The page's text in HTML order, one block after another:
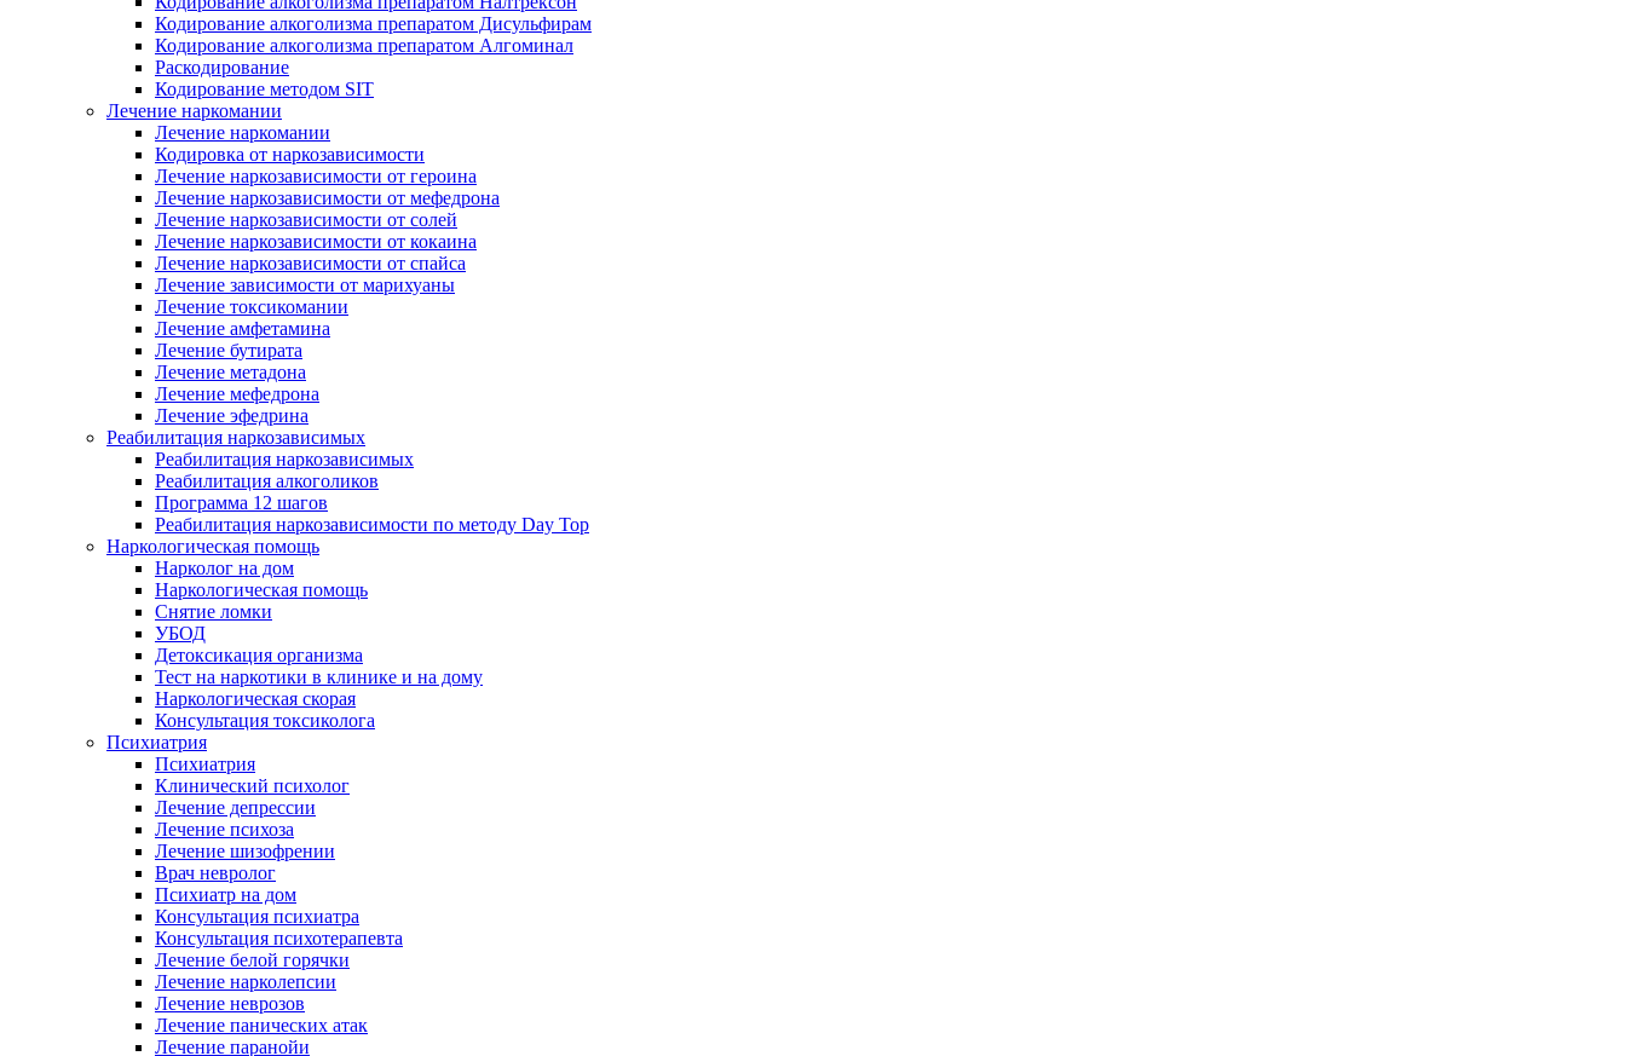
Кодирование алкоголизма препаратом Дисульфирам
Кодирование алкоголизма препаратом Алгоминал
Раскодирование
Кодирование методом SIT
Лечение наркомании
Лечение наркомании
Кодировка от наркозависимости
Лечение наркозависимости от героина
Лечение наркозависимости от мефедрона
Лечение наркозависимости от солей
Лечение наркозависимости от кокаина
Лечение наркозависимости от спайса
Лечение зависимости от марихуаны
Лечение токсикомании
Лечение амфетамина
Лечение бутирата
Лечение метадона
Лечение мефедрона
Лечение эфедрина
Реабилитация наркозависимых
Реабилитация наркозависимых
Реабилитация алкоголиков
Программа 12 шагов
Реабилитация наркозависимости по методу Day Top
Наркологическая помощь
Нарколог на дом
Наркологическая помощь
Снятие ломки
УБОД
Детоксикация организма
Тест на наркотики в клинике и на дому
Наркологическая скорая
Консультация токсиколога
Психиатрия
Психиатрия
Клинический психолог
Лечение депрессии
Лечение психоза
Лечение шизофрении
Врач невролог
Психиатр на дом
Консультация психиатра
Консультация психотерапевта
Лечение белой горячки
Лечение нарколепсии
Лечение неврозов
Лечение панических атак
Лечение паранойи